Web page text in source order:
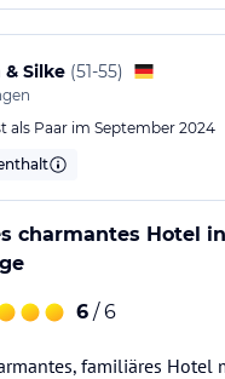
Silke (51-55)
als Paar im September 2024
charmantes Hotel in
6 / 6
familiäres Hotel